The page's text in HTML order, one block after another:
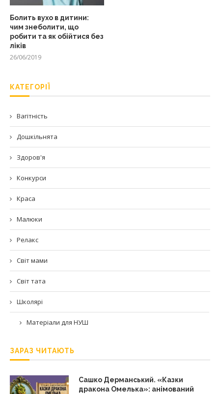
Болить вухо в дитини:
чим знеболити, що
робити та як обійтися без
ліків
26/06/2019
КАТЕГОРІЇ
Вагітність
Дошкільнята
Здоров'я
Конкурси
Краса
Малюки
Релакс
Світ мами
Світ тата
Школярі
Матеріали для НУШ
ЗАРАЗ ЧИТАЮТЬ
Сашко Дерманський. «Казки
дракона Омелька»: анімований